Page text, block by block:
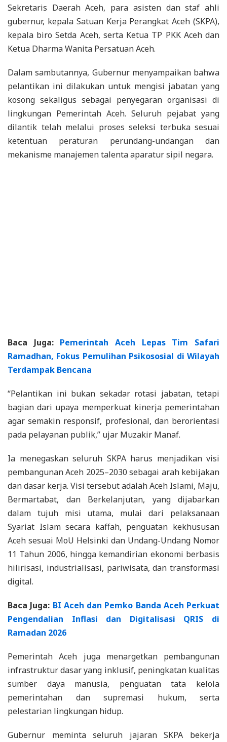
Sekretaris Daerah Aceh, para asisten dan staf ahli
gubernur, kepala Satuan Kerja Perangkat Aceh (SKPA),
kepala biro Setda Aceh, serta Ketua TP PKK Aceh dan
Ketua Dharma Wanita Persatuan Aceh.
Dalam sambutannya, Gubernur menyampaikan bahwa
pelantikan ini dilakukan untuk mengisi jabatan yang
kosong sekaligus sebagai penyegaran organisasi di
lingkungan Pemerintah Aceh. Seluruh pejabat yang
dilantik telah melalui proses seleksi terbuka sesuai
ketentuan peraturan perundang-undangan dan
mekanisme manajemen talenta aparatur sipil negara.
Baca Juga: Pemerintah Aceh Lepas Tim Safari
Ramadhan, Fokus Pemulihan Psikososial di Wilayah
Terdampak Bencana
“Pelantikan ini bukan sekadar rotasi jabatan, tetapi
bagian dari upaya memperkuat kinerja pemerintahan
agar semakin responsif, profesional, dan berorientasi
pada pelayanan publik,” ujar Muzakir Manaf.
Ia menegaskan seluruh SKPA harus menjadikan visi
pembangunan Aceh 2025–2030 sebagai arah kebijakan
dan dasar kerja. Visi tersebut adalah Aceh Islami, Maju,
Bermartabat, dan Berkelanjutan, yang dijabarkan
dalam tujuh misi utama, mulai dari pelaksanaan
Syariat Islam secara kaffah, penguatan kekhususan
Aceh sesuai MoU Helsinki dan Undang-Undang Nomor
11 Tahun 2006, hingga kemandirian ekonomi berbasis
hilirisasi, industrialisasi, pariwisata, dan transformasi
digital.
Baca Juga: BI Aceh dan Pemko Banda Aceh Perkuat
Pengendalian Inflasi dan Digitalisasi QRIS di
Ramadan 2026
Pemerintah Aceh juga menargetkan pembangunan
infrastruktur dasar yang inklusif, peningkatan kualitas
sumber daya manusia, penguatan tata kelola
pemerintahan dan supremasi hukum, serta
pelestarian lingkungan hidup.
Gubernur meminta seluruh jajaran SKPA bekerja